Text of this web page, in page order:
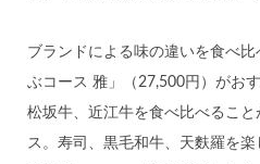
ブランドによる味の違いを食べ
ぶコース 雅」（27,500円）がお
松坂牛、近江牛を食べ比べるこ
ス。寿司、黒毛和牛、天麩羅を